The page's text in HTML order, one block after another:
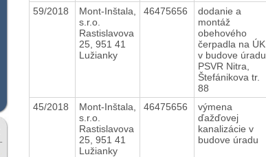
59/2018
Mont-Inštala,
s.r.o.
Rastislavova
25, 951 41
Lužianky
46475656
dodanie a
montáž
obehového
čerpadla na ÚK
v budove úradu
PSVR Nitra,
Štefánikova tr.
88
45/2018
Mont-Inštala,
s.r.o.
Rastislavova
25, 951 41
Lužianky
46475656
výmena
ďažďovej
kanalizácie v
budove úradu